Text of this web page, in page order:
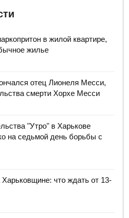
в жилой квартире,
жилье
отец Лионеля Месси,
смерти Хорхе Месси
"Утро" в Харькове
на седьмой день борьбы с
что ждать от 13-